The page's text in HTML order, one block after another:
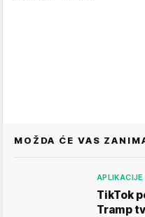
MOŽDA ĆE VAS
APLIKACIJE
TikTok
Tramp